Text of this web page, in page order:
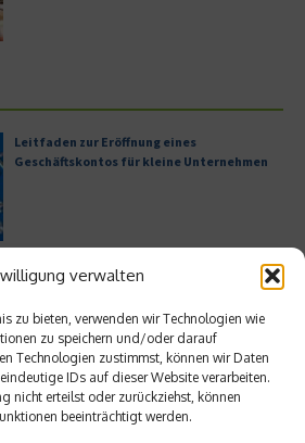
verwalten
zu bieten, verwenden wir Technologien wie
zu speichern und/oder darauf
Technologien zustimmst, können wir Daten
IDs auf dieser Website verarbeiten.
nicht erteilst oder zurückziehst, können
beeinträchtigt werden.
Leitfaden zur Eröffnung eines
Geschäftskontos für kleine Unternehmen
Hilton Worldwide: Eine Ikone der globalen
Hotellerie im Wandel der Zeit
Digitalisierung als Wettbewerbsvorteil